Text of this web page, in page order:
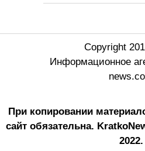
Copyright
Информационное
При копировании
сайт обязательна.
2022.